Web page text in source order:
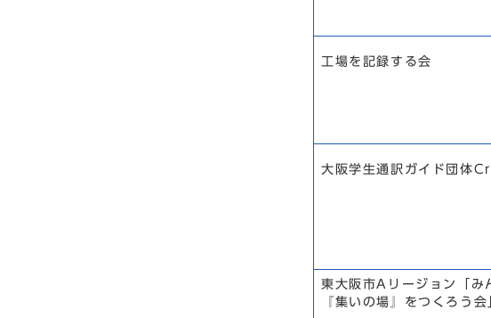
工場を記録する会
大阪学生通訳ガイド団体
東大阪市Aリージョン「み
『集いの場』をつくろう会